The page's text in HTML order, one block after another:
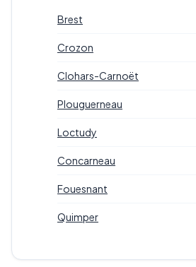
Brest
Crozon
Clohars-Carnoët
Plouguerneau
Loctudy
Concarneau
Fouesnant
Quimper